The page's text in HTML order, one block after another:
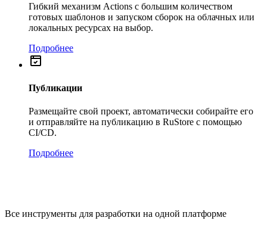
Гибкий механизм Actions с большим количеством
готовых шаблонов и запуском сборок на облачных или
локальных ресурсах на выбор.
Подробнее
Публикации
Размещайте свой проект, автоматически собирайте его
и отправляйте на публикацию в RuStore с помощью
CI/CD.
Подробнее
Все инструменты для разработки на одной платформе